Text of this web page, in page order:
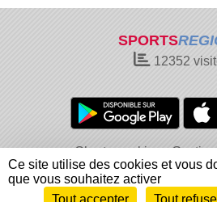
SPORTS
12352
Charte cookies
Informations légales
Signaler
Ce site utilise des cookies et vous
que vous souhaitez activer
Tout accepter
Tout